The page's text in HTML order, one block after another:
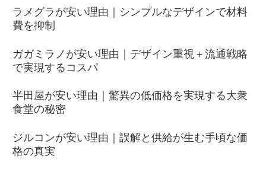
ラメグラが安い理由｜シンプルなデザインで材料
費を抑制
ガガミラノが安い理由｜デザイン重視＋流通戦略
で実現するコスパ
半田屋が安い理由｜驚異の低価格を実現する大衆
食堂の秘密
ジルコンが安い理由｜誤解と供給が生む手頃な価
格の真実